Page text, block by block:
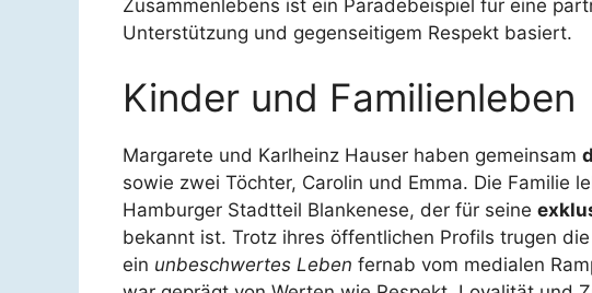
Zusammenlebens ist ein Paradebeispiel für eine
Unterstützung und gegenseitigem Respekt basiert.
Kinder und Familienleben
Margarete und Karlheinz Hauser haben gemeinsam
sowie zwei Töchter, Carolin und Emma. Die Familie
Hamburger Stadtteil Blankenese, der für seine
bekannt ist. Trotz ihres öffentlichen Profils trugen
ein unbeschwertes Leben fernab vom medialen